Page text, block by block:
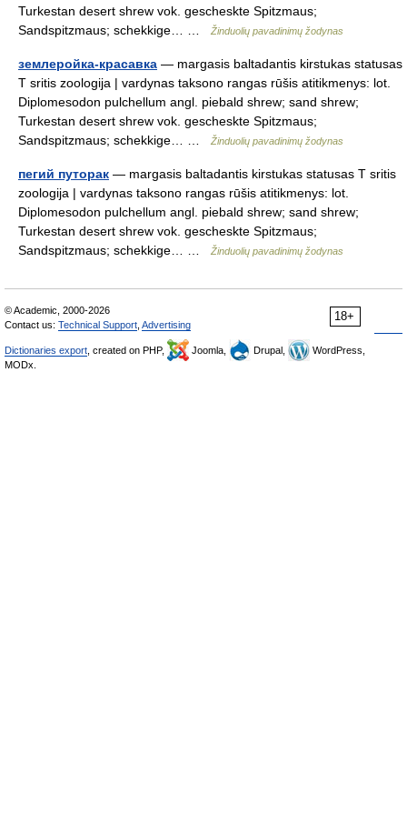
Turkestan desert shrew vok. gescheskte Spitzmaus;
Sandspitzmaus; schekkige… …
Žinduolių pavadinimų žodynas
землеройка-красавка — margasis baltadantis kirstukas statusas
T sritis zoologija | vardynas taksono rangas rūšis atitikmenys: lot.
Diplomesodon pulchellum angl. piebald shrew; sand shrew;
Turkestan desert shrew vok. gescheskte Spitzmaus;
Sandspitzmaus; schekkige… …
Žinduolių pavadinimų žodynas
пегий путорак — margasis baltadantis kirstukas statusas T sritis
zoologija | vardynas taksono rangas rūšis atitikmenys: lot.
Diplomesodon pulchellum angl. piebald shrew; sand shrew;
Turkestan desert shrew vok. gescheskte Spitzmaus;
Sandspitzmaus; schekkige… …
Žinduolių pavadinimų žodynas
18+
© Academic, 2000-2026
Contact us: Technical Support Advertising
Dictionaries export , created on PHP, Joomla, Drupal,
WordPress,
MODx.